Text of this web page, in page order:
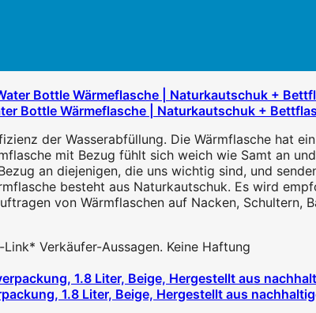
Bottle Wärmeflasche | Naturkautschuk +
der Wasserabfüllung. Die Wärmflasche hat
mit Bezug fühlt sich weich wie Samt an
an diejenigen, die uns wichtig sind, und
besteht aus Naturkautschuk. Es wird
von Wärmflaschen auf Nacken, Schultern,
Verkäufer-Aussagen. Keine Haftung
1.8 Liter, Beige, Hergestellt aus